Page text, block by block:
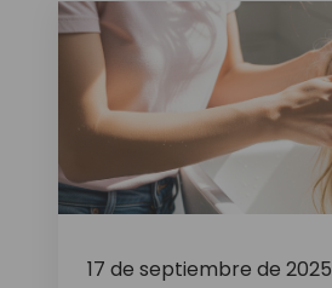
17 de septiembre de 2025